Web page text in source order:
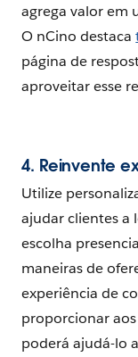
agrega valor em
O nCino destaca
página de
aproveitar esse
4. Reinvente
Utilize
ajudar clientes a
escolha
maneiras de
experiência de
proporcionar
poderá ajudá-lo